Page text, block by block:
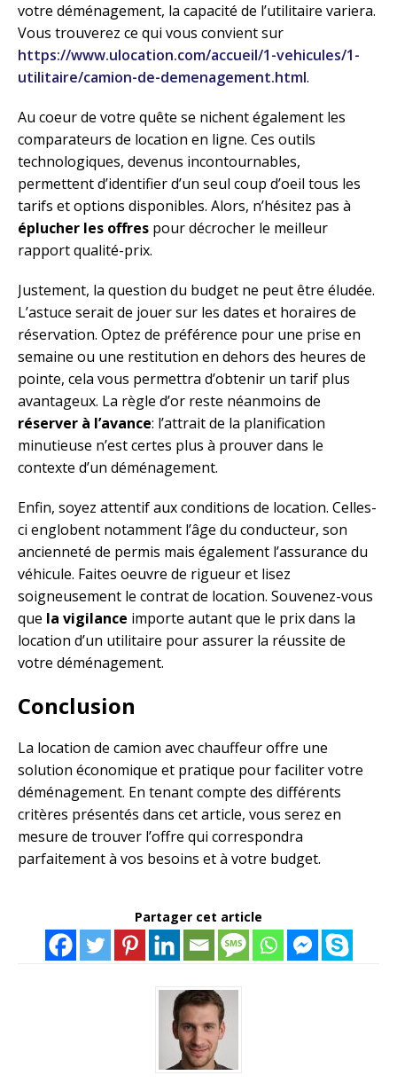
votre déménagement, la capacité de l’utilitaire variera.
Vous trouverez ce qui vous convient sur
https://www.ulocation.com/accueil/1-vehicules/1-
utilitaire/camion-de-demenagement.html.
Au coeur de votre quête se nichent également les
comparateurs de location en ligne. Ces outils
technologiques, devenus incontournables,
permettent d’identifier d’un seul coup d’oeil tous les
tarifs et options disponibles. Alors, n’hésitez pas à
éplucher les offres pour décrocher le meilleur
rapport qualité-prix.
Justement, la question du budget ne peut être éludée.
L’astuce serait de jouer sur les dates et horaires de
réservation. Optez de préférence pour une prise en
semaine ou une restitution en dehors des heures de
pointe, cela vous permettra d’obtenir un tarif plus
avantageux. La règle d’or reste néanmoins de
réserver à l’avance: l’attrait de la planification
minutieuse n’est certes plus à prouver dans le
contexte d’un déménagement.
Enfin, soyez attentif aux conditions de location. Celles-
ci englobent notamment l’âge du conducteur, son
ancienneté de permis mais également l’assurance du
véhicule. Faites oeuvre de rigueur et lisez
soigneusement le contrat de location. Souvenez-vous
que la vigilance importe autant que le prix dans la
location d’un utilitaire pour assurer la réussite de
votre déménagement.
Conclusion
La location de camion avec chauffeur offre une
solution économique et pratique pour faciliter votre
déménagement. En tenant compte des différents
critères présentés dans cet article, vous serez en
mesure de trouver l’offre qui correspondra
parfaitement à vos besoins et à votre budget.
Partager cet article